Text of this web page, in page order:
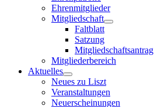
Ehrenmitglieder
Mitgliedschaft
Faltblatt
Satzung
Mitgliedschaftsantrag
Mitgliederbereich
Aktuelles
Neues zu Liszt
Veranstaltungen
Neuerscheinungen